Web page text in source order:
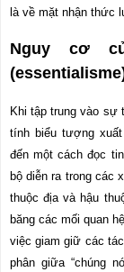
là về mặt nhận thức
Nguy cơ
Khi tập trung vào sự
tính biểu tượng
đến một cách đọc
bộ diễn ra trong các
thuộc địa và hậu
băng các mối quan
việc giam giữ các
phân giữa “chúng